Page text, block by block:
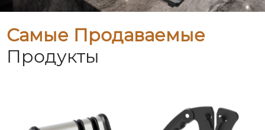
Самые Продаваемые
Продукты